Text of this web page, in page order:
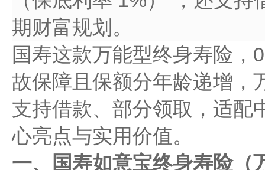
期财富规划。
国寿这款万能型终身寿险，
故保障且保额分年龄递增，
支持借款、部分领取，适配
心亮点与实用价值。
一、国寿如意宝终身寿险（